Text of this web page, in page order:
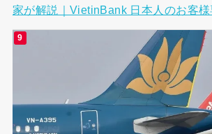
家が解説｜VietinBank 日本人のお客様